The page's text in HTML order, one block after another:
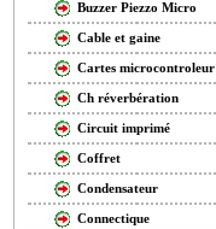
Buzzer Piezzo Micro
Cable et gaine
Cartes microcontroleur
Ch réverbération
Circuit imprimé
Coffret
Condensateur
Connectique